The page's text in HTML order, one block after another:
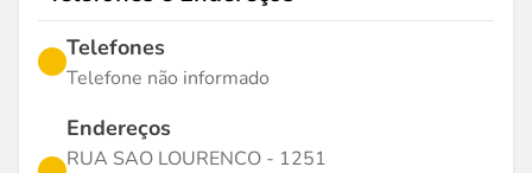
Telefones
Telefone não informado
Endereços
RUA SAO LOURENCO - 1251